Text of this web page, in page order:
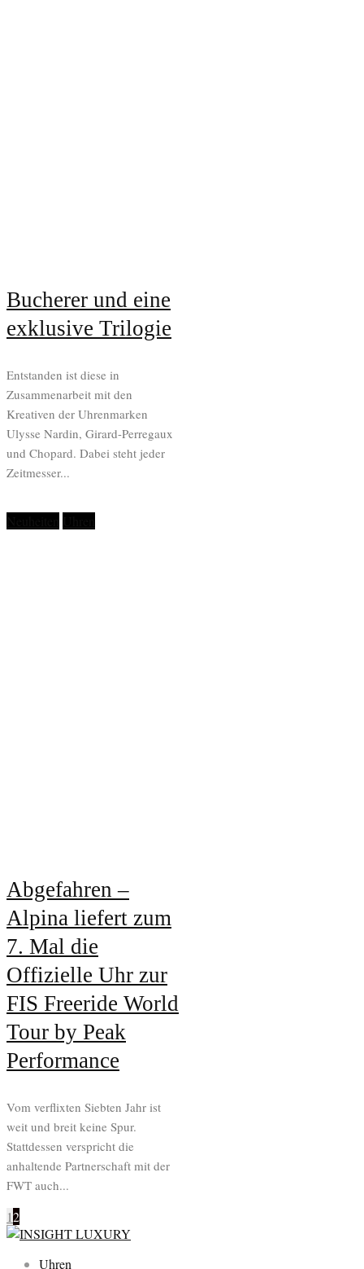
Bucherer und eine
exklusive Trilogie
Entstanden ist diese in
Zusammenarbeit mit den
Kreativen der Uhrenmarken
Ulysse Nardin, Girard-Perregaux
und Chopard. Dabei steht jeder
Zeitmesser...
Abgefahren –
Alpina liefert zum
7. Mal die
Offizielle Uhr zur
FIS Freeride World
Tour by Peak
Performance
Vom verflixten Siebten Jahr ist
weit und breit keine Spur.
Stattdessen verspricht die
anhaltende Partnerschaft mit der
FWT auch...
12
Uhren